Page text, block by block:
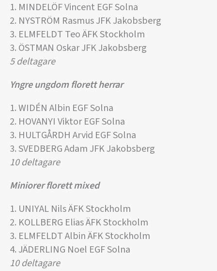
1. MINDELÖF Vincent EGF Solna
2. NYSTRÖM Rasmus JFK Jakobsberg
3. ELMFELDT Teo ÄFK Stockholm
3. ÖSTMAN Oskar JFK Jakobsberg
5 deltagare
Yngre ungdom florett herrar
1. WIDÉN Albin EGF Solna
2. HOVANYI Viktor EGF Solna
3. HULTGÅRDH Arvid EGF Solna
3. SVEDBERG Adam JFK Jakobsberg
10 deltagare
Miniorer florett mixed
1. UNIYAL Nils ÄFK Stockholm
2. KOLLBERG Elias ÄFK Stockholm
3. ELMFELDT Albin ÄFK Stockholm
4. JÄDERLING Noel EGF Solna
10 deltagare